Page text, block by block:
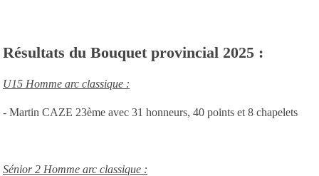
Résultats du Bouquet provincial 2025 :
U15 Homme arc classique :
- Martin CAZE 23ème avec 31 honneurs, 40 points et 8 chapelets
Sénior 2 Homme arc classique :